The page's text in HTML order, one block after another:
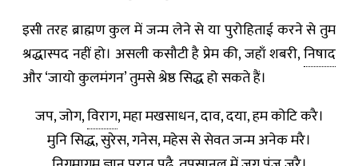
इसी तरह ब्राह्मण कुल में जन्म लेने से या पुरोहिताई करने से तुम
श्रद्धास्पद नहीं हो। असली कसौटी है प्रेम की, जहाँ शबरी,निषाद
और ‘जायो कुलमंगन’ तुमसे श्रेष्ठ सिद्ध हो सकते हैं।
जप, जोग,विराग, महा मखसाधन, दाव, दया, हम कोटि करै।
मुनि सिद्ध, सुरेस, गनेस, महेस से सेवत जन्म अनेक मरै।